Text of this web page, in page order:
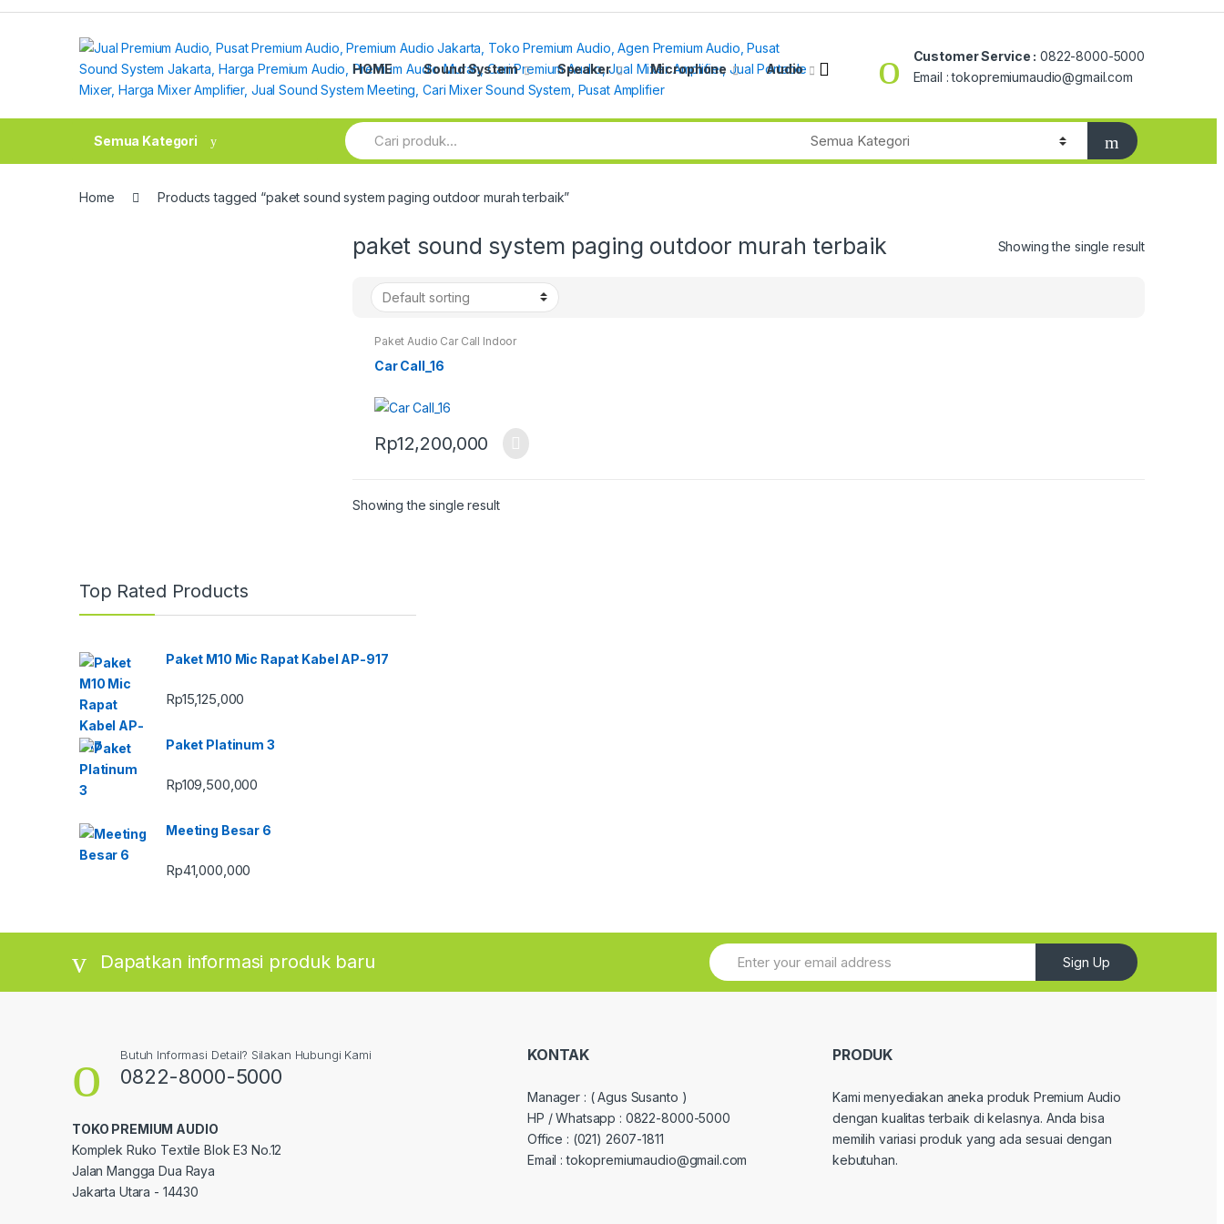
Skip
Skip
HOME
Sound System Speaker Microphone Audio
Customer Service : 0822-8000-5000
Email : tokopremiumaudio@gmail.com
Semua Kategori
Search
for:
Home Products tagged “paket sound system paging outdoor murah terbaik”
paket sound system paging outdoor murah terbaik Showing the single result
Paket Audio Car Call Indoor
Car Call_16
Rp12,200,000
Showing the single result
Top Rated Products
Paket M10 Mic Rapat Kabel AP-917
Rp15,125,000
Paket Platinum 3
Rp109,500,000
Meeting Besar 6
Rp41,000,000
Dapatkan informasi produk baru Sign Up
Butuh Informasi Detail? Silakan Hubungi Kami
0822-8000-5000
TOKO PREMIUM AUDIO
Komplek Ruko Textile Blok E3 No.12
Jalan Mangga Dua Raya
Jakarta Utara - 14430
KONTAK
Manager : ( Agus Susanto )
HP / Whatsapp : 0822-8000-5000
Office : (021) 2607-1811
Email : tokopremiumaudio@gmail.com
PRODUK
Kami menyediakan aneka produk Premium Audio
dengan kualitas terbaik di kelasnya. Anda bisa
memilih variasi produk yang ada sesuai dengan
kebutuhan.